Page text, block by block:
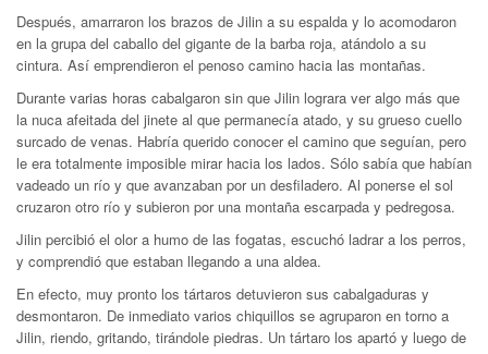
Después, amarraron los brazos de Jilin a su espalda y lo acomodaron
en la grupa del caballo del gigante de la barba roja, atándolo a su
cintura. Así emprendieron el penoso camino hacia las montañas.
Durante varias horas cabalgaron sin que Jilin lograra ver algo más que
la nuca afeitada del jinete al que permanecía atado, y su grueso cuello
surcado de venas. Habría querido conocer el camino que seguían, pero
le era totalmente imposible mirar hacia los lados. Sólo sabía que habían
vadeado un río y que avanzaban por un desfiladero. Al ponerse el sol
cruzaron otro río y subieron por una montaña escarpada y pedregosa.
Jilin percibió el olor a humo de las fogatas, escuchó ladrar a los perros,
y comprendió que estaban llegando a una aldea.
En efecto, muy pronto los tártaros detuvieron sus cabalgaduras y
desmontaron. De inmediato varios chiquillos se agruparon en torno a
Jilin, riendo, gritando, tirándole piedras. Un tártaro los apartó y luego de